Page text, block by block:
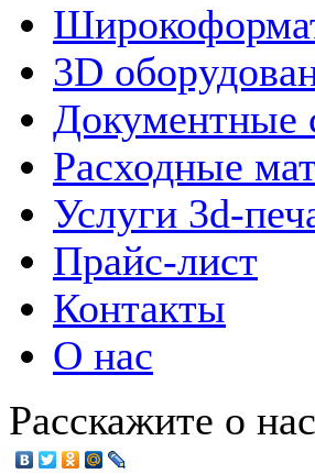
3D
Документные
Расходные
Услуги 3d-
Прайс-лист
Контакты
О нас
Расскажите о